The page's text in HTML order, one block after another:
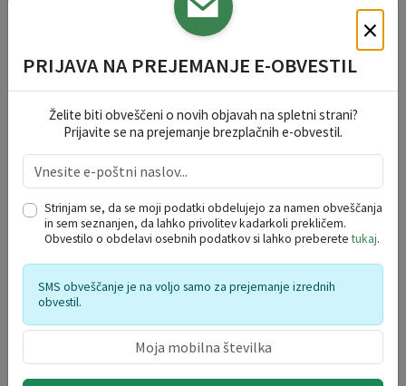
VLOGE IN OBRAZCI
OKOLJE IN PROSTOR
SOCIALNE DEJAVNOSTI
×
PRIJAVA NA PREJEMANJE E-OBVESTIL
Želite biti obveščeni o novih objavah na spletni strani?
Prijavite se na prejemanje brezplačnih e-obvestil.
Strinjam se, da se moji podatki obdelujejo za namen obveščanja
in sem seznanjen, da lahko privolitev kadarkoli prekličem.
Obvestilo o obdelavi osebnih podatkov si lahko preberetetukaj.
SMS obveščanje je na voljo samo za prejemanje izrednih
obvestil.